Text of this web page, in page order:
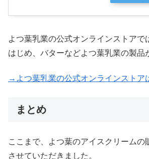
よつ葉乳業の公式オンラインストアで
はじめ、バターなどよつ葉乳業の製品
→よつ葉乳業の公式オンラインストア
まとめ
ここまで、よつ葉のアイスクリームの
させていただきました。